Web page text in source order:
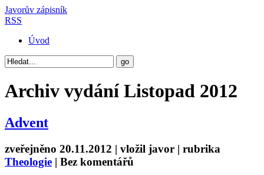
Javorův zápisník
RSS
Úvod
Archiv vydáníListopad 2012
Advent
zveřejněno 20.11.2012 | vložil javor | rubrika
Theologie | Bez komentářů